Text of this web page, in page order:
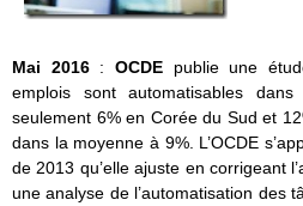
Mai 2016 : OCDE publie une
emplois sont automatisables
seulement 6% en Corée du Sud et
dans la moyenne à 9%. L’OCDE
de 2013 qu’elle ajuste en corrigeant
une analyse de l’automatisation des